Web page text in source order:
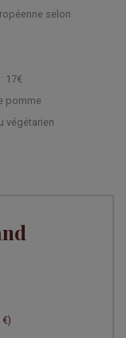
selon
17€
pomme
végétarien